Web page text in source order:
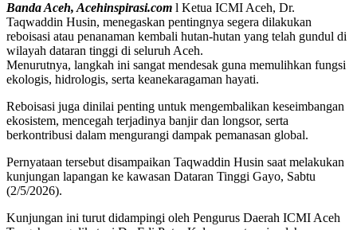
Banda Aceh, Acehinspirasi.com l Ketua ICMI Aceh, Dr.
Taqwaddin Husin, menegaskan pentingnya segera dilakukan
reboisasi atau penanaman kembali hutan-hutan yang telah gundul di
wilayah dataran tinggi di seluruh Aceh.
Menurutnya, langkah ini sangat mendesak guna memulihkan fungsi
ekologis, hidrologis, serta keanekaragaman hayati.
Reboisasi juga dinilai penting untuk mengembalikan keseimbangan
ekosistem, mencegah terjadinya banjir dan longsor, serta
berkontribusi dalam mengurangi dampak pemanasan global.
Pernyataan tersebut disampaikan Taqwaddin Husin saat melakukan
kunjungan lapangan ke kawasan Dataran Tinggi Gayo, Sabtu
(2/5/2026).
Kunjungan ini turut didampingi oleh Pengurus Daerah ICMI Aceh